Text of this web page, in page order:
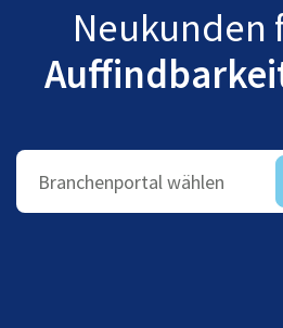
Neukunden
Branchenportal wählen